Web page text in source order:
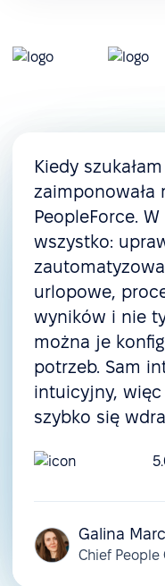
Kiedy
zaimponowała
PeopleForce.
wszystko:
urlopowe,
wyników i nie
można je
potrzeb. Sam
intuicyjny,
szybko się
Galina
Chief People